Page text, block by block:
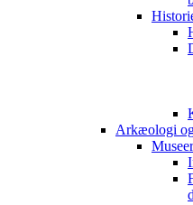
Arkæologi